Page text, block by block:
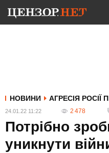
НОВИНИ АГРЕСІЯ РОСІЇ
24.01.22 11:22 2 478
Потрібно
уникнути